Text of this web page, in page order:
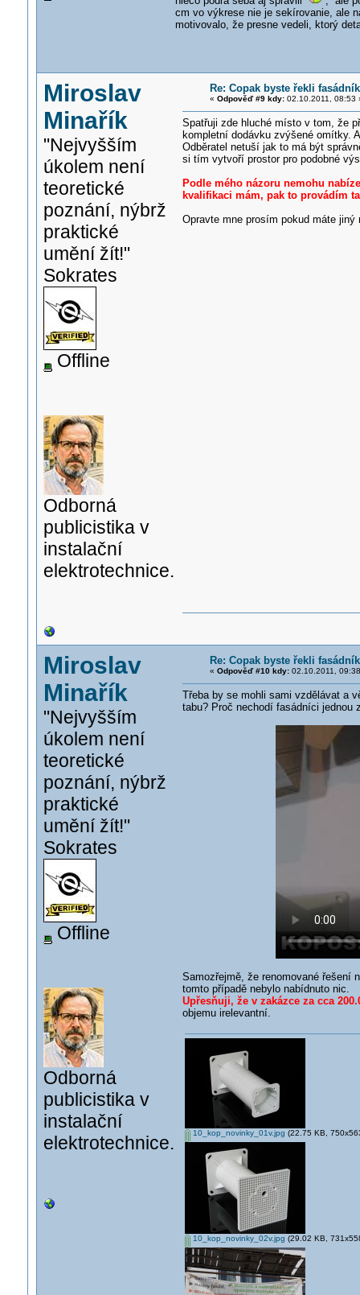
cm vo výkrese nie je sekírovanie, ale
motivovalo, že presne vedeli, ktorý
Miroslav
Minařík
"Nejvyšším
úkolem není
teoretické
poznání, nýbrž
praktické
umění žít!"
Sokrates
Offline
Odborná
publicistika v
instalační
elektrotechnice.
Re: Copak byste řekli
« Odpověď #9 kdy:02.10.2011, 08:53
Spatřuji zde hluché místo v tom, že
kompletní dodávku zvýšené omítky.
Odběratel netuší jak to má být
si tím vytvoří prostor pro podobné
Podle mého názoru nemohu
kvalifikaci mám, pak to provádím
Opravte mne prosím pokud máte
Miroslav
Minařík
"Nejvyšším
úkolem není
teoretické
poznání, nýbrž
praktické
umění žít!"
Sokrates
Offline
Odborná
publicistika v
instalační
elektrotechnice.
Re: Copak byste řekli
« Odpověď #10 kdy:02.10.2011,
Třeba by se mohli sami vzdělávat a
tabu? Proč nechodí fasádníci jednou
Samozřejmě, že renomované řešení
tomto případě nebylo nabídnuto nic.
Upřesňuji, že v zakázce za cca
objemu irelevantní.
10_kop_novinky_01v.jpg (22.75 KB,
10_kop_novinky_02v.jpg (29.02 KB,